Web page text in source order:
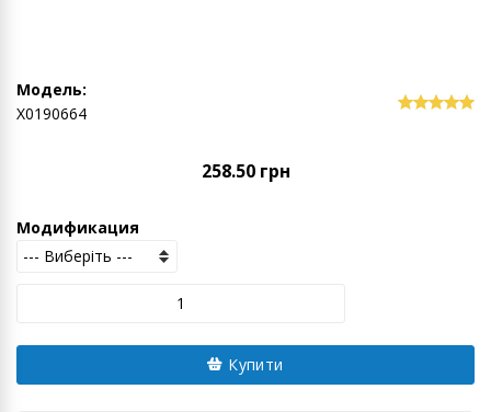
Модель:
Х0190664
258.50 грн
Модификация
Купити